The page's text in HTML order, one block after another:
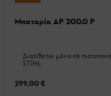
Μπαταρία AP 200.0 P
Διατίθεται μόνο σε
STIHL
299,00 €